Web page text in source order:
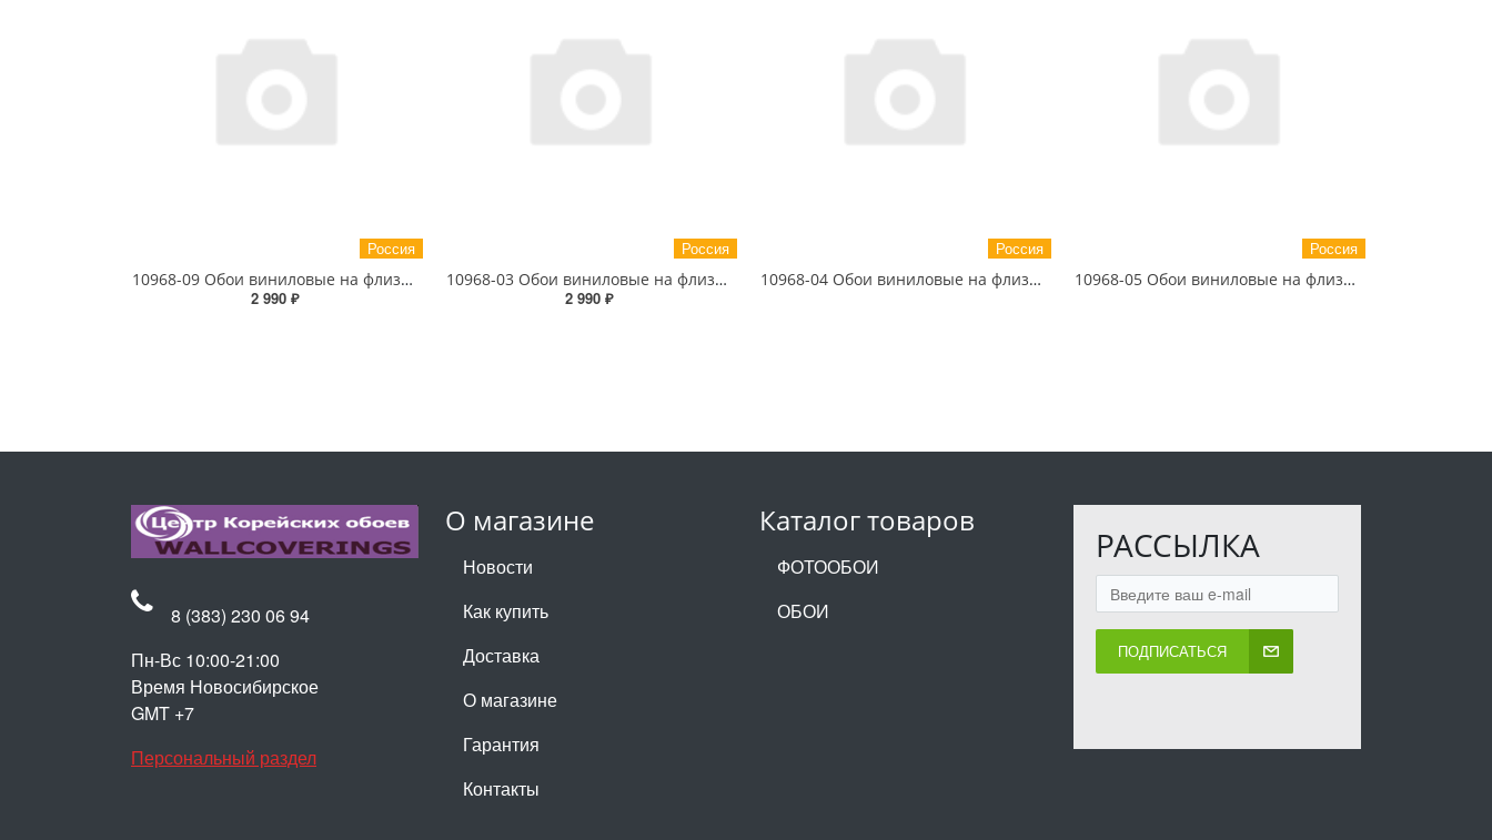
Россия
10968-09 Обои виниловые на флизелиновой основе EcoLine PaintWall 1.06 X 10 м
2 990 ₽
Россия
10968-03 Обои виниловые на флизелиновой основе EcoLine PaintWall 1.06 X 10 м
2 990 ₽
Россия
10968-04 Обои виниловые на флизелиновой основе EcoLine PaintWall 1.06 X 10 м
Россия
10968-05 Обои виниловые на флизелиновой основе EcoLine PaintWall 1.06 X 10 м
О магазине
Новости
Как купить
Доставка
О магазине
Гарантия
Контакты
Каталог товаров
ФОТООБОИ
ОБОИ
РАССЫЛКА
ПОДПИСАТЬСЯ
8 (383) 230 06 94
Пн-Вс 10:00-21:00
Время Новосибирское
GMT +7
Персональный раздел